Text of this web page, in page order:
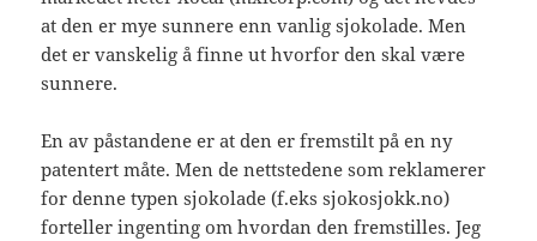
at den er mye sunnere enn vanlig sjokolade. Men
det er vanskelig å finne ut hvorfor den skal være
sunnere.
En av påstandene er at den er fremstilt på en ny
patentert måte. Men de nettstedene som reklamerer
for denne typen sjokolade (f.eks sjokosjokk.no)
forteller ingenting om hvordan den fremstilles. Jeg